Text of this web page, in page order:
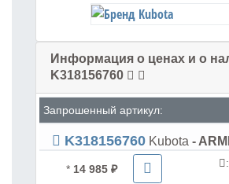
Информация о ценах и о
K318156760
Запрошенный артикул:
K318156760 Kubota -
* 14 985 ₽ :